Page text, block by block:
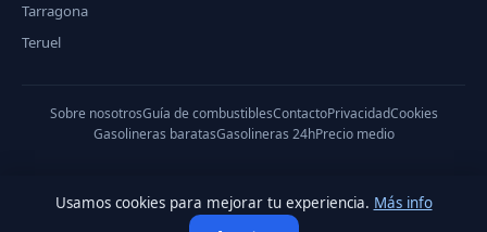
Tarragona
Teruel
Sobre nosotrosGuía de combustiblesContactoPrivacidadCookies
Gasolineras baratasGasolineras 24hPrecio medio
© 2026 PreciodeGasolina.es — Datos del Ministerio de Industria,
Usamos cookies para mejorar tu experiencia. Más info